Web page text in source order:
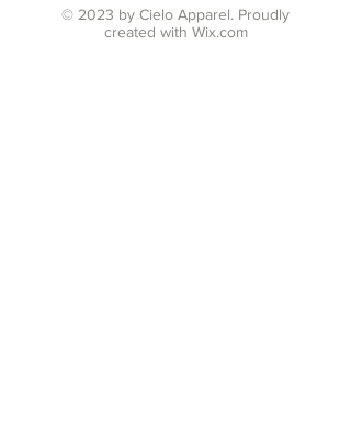
© 2023 by Cielo Apparel. Proudly
created with Wix.com